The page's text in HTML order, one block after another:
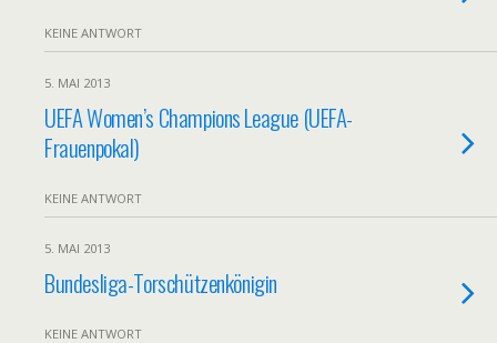
KEINE ANTWORT
5. MAI 2013
UEFA Women’s Champions League (UEFA-
Frauenpokal)
KEINE ANTWORT
5. MAI 2013
Bundesliga-Torschützenkönigin
KEINE ANTWORT